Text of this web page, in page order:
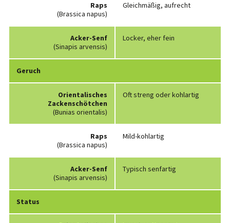
Raps
(Brassica napus)
Gleichmäßig, aufrecht
Acker-Senf
(Sinapis arvensis)
Locker, eher fein
Geruch
Orientalisches
Zackenschötchen
(Bunias orientalis)
Oft streng oder kohlartig
Raps
(Brassica napus)
Mild-kohlartig
Acker-Senf
(Sinapis arvensis)
Typisch senfartig
Status